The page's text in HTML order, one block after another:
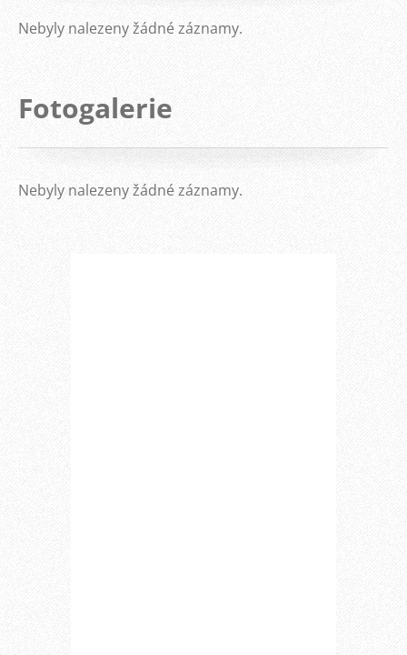
Nebyly nalezeny žádné záznamy.
Fotogalerie
Nebyly nalezeny žádné záznamy.